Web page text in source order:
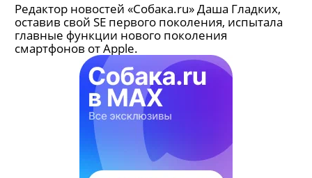
Редактор новостей «Собака.ru» Даша Гладких,
оставив свой SE первого поколения, испытала
главные функции нового поколения
смартфонов от Apple.